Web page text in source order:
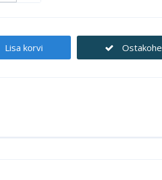
Lisa korvi Ostakohe